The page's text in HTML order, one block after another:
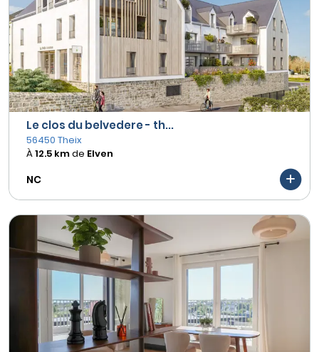
Le clos du belvedere - th...
56450 Theix
À12.5 kmde Elven
NC